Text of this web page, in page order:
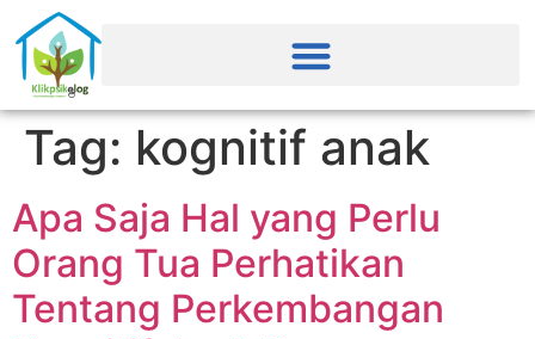
Tag: kognitif anak
Apa Saja Hal yang Perlu
Orang Tua Perhatikan
Tentang Perkembangan